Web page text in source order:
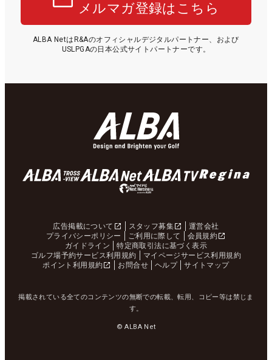
メルマガ登録はこちら
ALBA NetはR&Aのオフィシャルデジタルパートナー、および
USLPGAの日本公式サイトパートナーです。
広告掲載について スタッフ募集
運営会社
プライバシーポリシー
ご利用に際して
会員規約
ガイドライン
特定商取引法に基づく表示
ゴルフ場予約サービス利用規約
マイページサービス利用規約
ポイント利用規約
お問合せ ヘルプ サイトマップ
掲載されている全てのコンテンツの無断での転載、転用、コピー等は禁じま
す。
© ALBA Net